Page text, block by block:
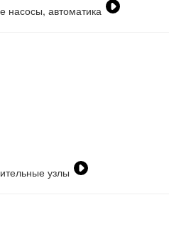
насосы, автоматика
узлы